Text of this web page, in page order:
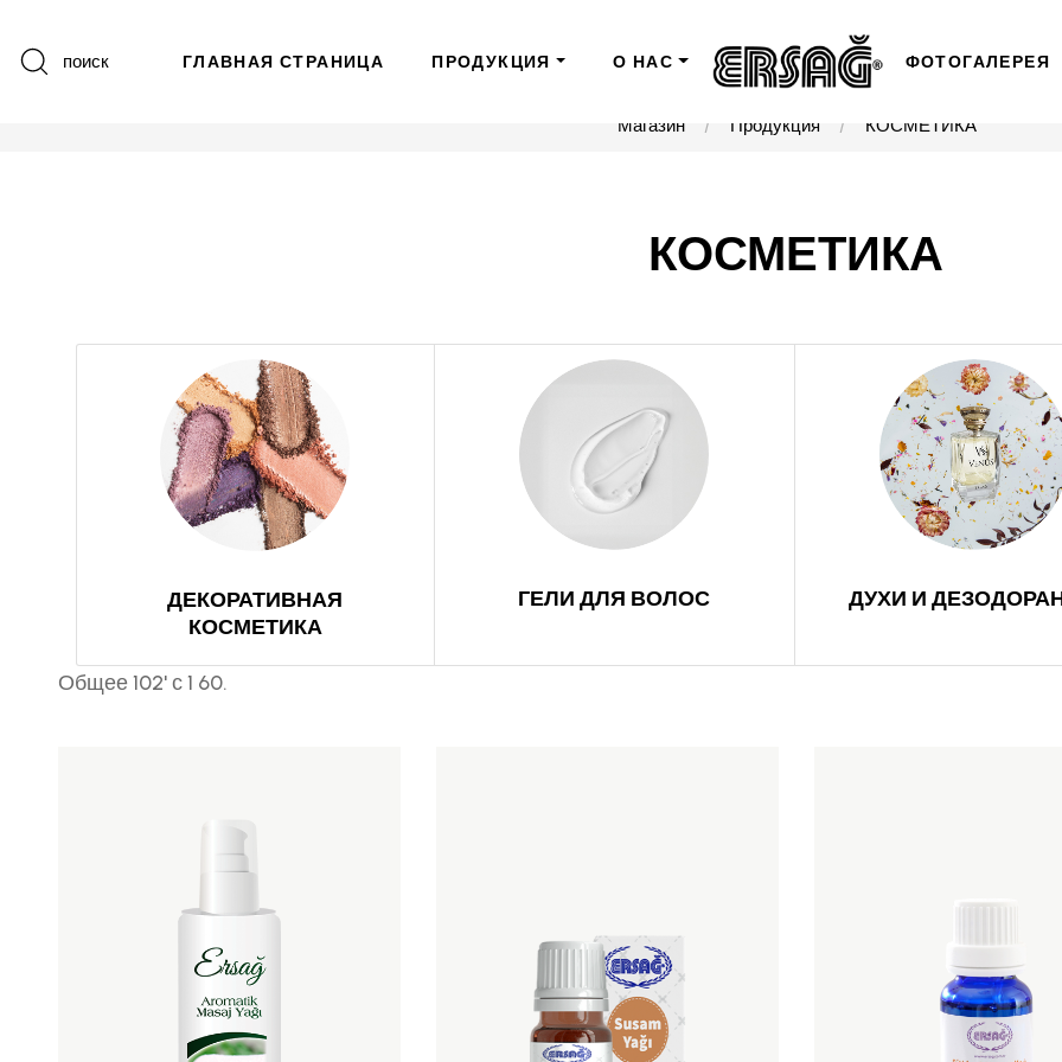
поиск ГЛАВНАЯ СТРАНИЦА ПРОДУКЦИЯ О НАС ФОТОГАЛЕРЕЯ
Магазин Продукция КОСМЕТИКА
КОСМЕТИКА
ДЕКОРАТИВНАЯ
КОСМЕТИКА
ГЕЛИ ДЛЯ ВОЛОС ДУХИ И
Общее 102' с 1 60.